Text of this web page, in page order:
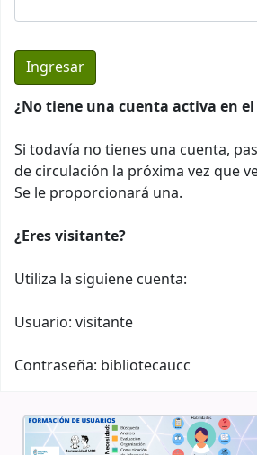
¿No tiene una cuenta activa en
Si todavía no tienes una cuenta,
de circulación la próxima vez que
Se le proporcionará una.
¿Eres visitante?
Utiliza la siguiene cuenta:
Usuario: visitante
Contraseña: bibliotecaucc